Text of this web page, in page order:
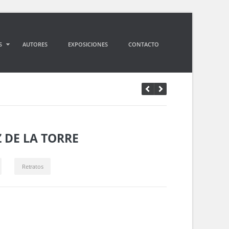
AUTORES EXPOSICIONES CONTACTO
LA TORRE
Retratos